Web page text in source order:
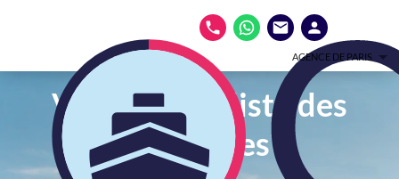
AGENCE DE PARIS
Votre spécialiste des
croisières